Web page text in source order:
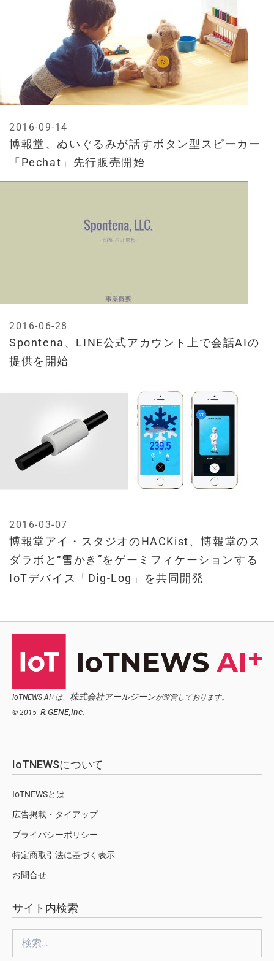
博報堂、ぬいぐるみが話すボタン型スピーカー
「Pechat」先行販売開始
2016-09-14
Spontena、LINE公式アカウント上で会話AIの
提供を開始
2016-06-28
博報堂アイ・スタジオのHACKist、博報堂のス
ダラボと“雪かき”をゲーミフィケーションする
IoTデバイス「Dig-Log」を共同開発
2016-03-07
IoTNEWS AI+は、 株式会社アールジーンが運営しております。
© 2015- R.GENE,Inc.
IoTNEWSについて
IoTNEWSとは
広告掲載・タイアップ
プライバシーポリシー
特定商取引法に基づく表示
お問合せ
サイト内検索
索: